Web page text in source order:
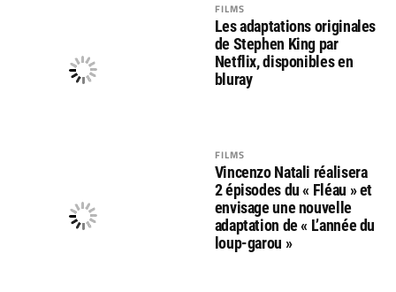
FILMS
Les adaptations originales
de Stephen King par
Netflix, disponibles en
bluray
FILMS
Vincenzo Natali réalisera
2 épisodes du « Fléau » et
envisage une nouvelle
adaptation de « L’année du
loup-garou »